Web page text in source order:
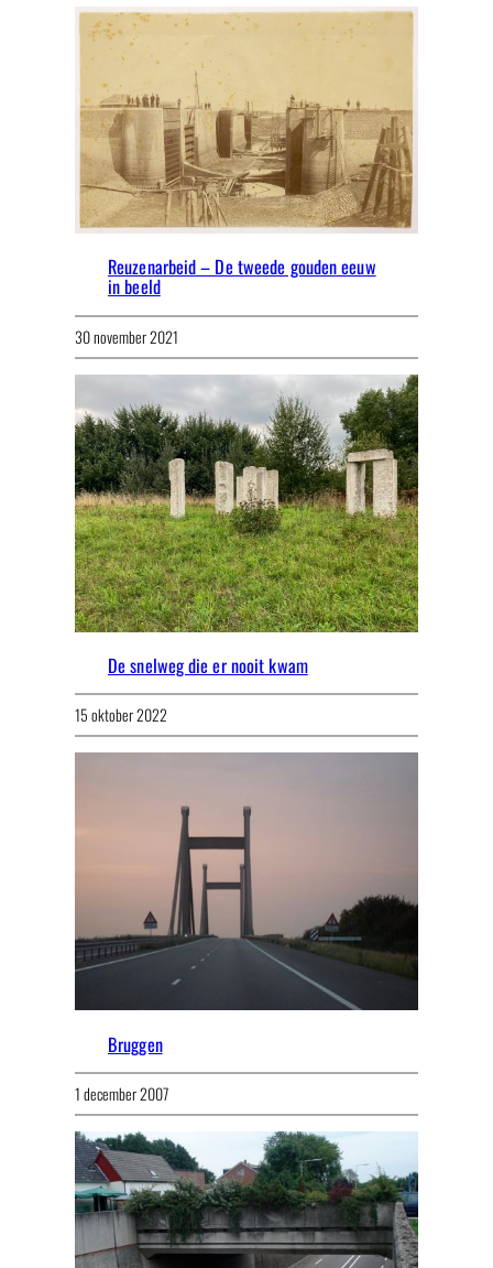
Reuzenarbeid – De tweede gouden eeuw
in beeld
30 november 2021
De snelweg die er nooit kwam
15 oktober 2022
Bruggen
1 december 2007